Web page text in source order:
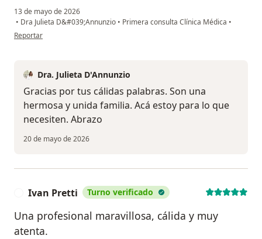
13 de mayo de 2026
• Dra Julieta D&#039;Annunzio • Primera consulta Clínica Médica •
en opinión del usuario Sergio Dicmonas
Reportar
Dra. Julieta D'Annunzio
Gracias por tus cálidas palabras. Son una
hermosa y unida familia. Acá estoy para lo que
necesiten. Abrazo
20 de mayo de 2026
Ivan Pretti Turno verificado
Una profesional maravillosa, cálida y muy
atenta.